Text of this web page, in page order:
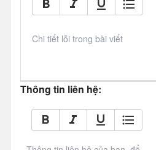
Chi tiết lỗi trong bài viết
Thông tin liên hệ: